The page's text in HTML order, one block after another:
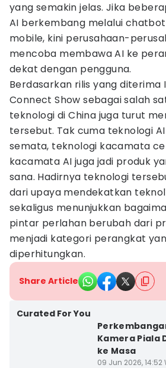
yang semakin jelas. Jika
AI berkembang melalui
mobile, kini perusahaan-
mencoba membawa AI ke
dekat dengan pengguna.
Berdasarkan rilis yang diterima
Connect Show sebagai salah
teknologi di China juga turut
tersebut. Tak cuma teknologi
semata, teknologi kacamata
kacamata AI juga jadi produk
sana. Hadirnya teknologi
dari upaya mendekatkan
sekaligus menunjukkan
pintar perlahan berubah dari
menjadi kategori perangkat
diperhitungkan.
Share Article
Curated For You
Kamera Piala
ke Masa
09 Jun 2026, 14:52